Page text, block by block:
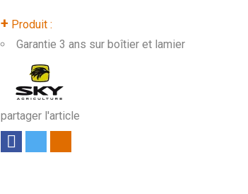
+ Produit :
Garantie 3 ans sur boîtier et lamier
partager l'article